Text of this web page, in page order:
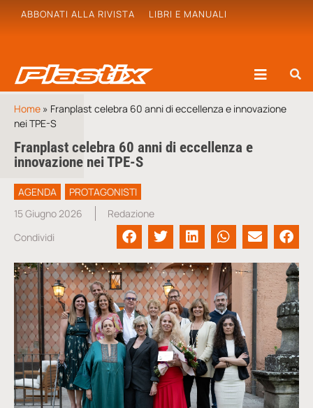
ABBONATI ALLA RIVISTA LIBRI E MANUALI
Home » Franplast celebra 60 anni di eccellenza e innovazione
nei TPE-S
Franplast celebra 60 anni di eccellenza e
innovazione nei TPE-S
AGENDA
PROTAGONISTI
15 Giugno 2026
Redazione
Condividi